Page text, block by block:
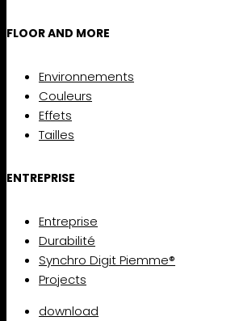
FLOOR AND MORE
Environnements
Couleurs
Effets
Tailles
ENTREPRISE
Entreprise
Durabilité
Synchro Digit Piemme®
Projects
download